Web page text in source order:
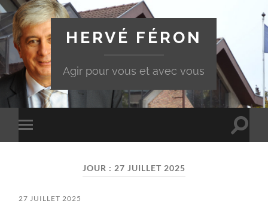
HERVÉ FÉRON
Agir pour vous et avec vous
Toggle
mobile
Toggle
JOUR : 27 JUILLET 2025
27 JUILLET 2025